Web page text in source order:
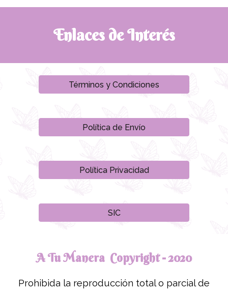
Enlaces de Interés
Términos y Condiciones
Política de Envío
Política Privacidad
SIC
A Tu Manera Copyright - 2020
Prohibida la reproducción total o parcial de